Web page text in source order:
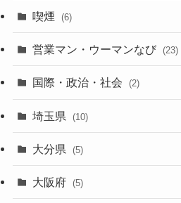
喫煙 (6)
営業マン・ウーマンなび (23)
国際・政治・社会 (2)
埼玉県 (10)
大分県 (5)
大阪府 (5)